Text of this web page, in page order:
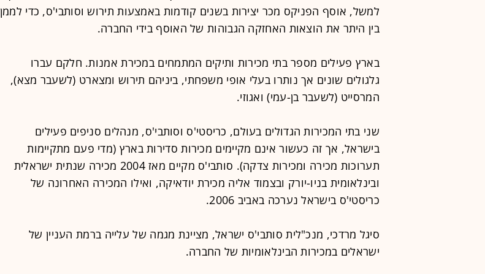
למשל, אוסף הפניקס מכר יצירות בשנים קודמות באמצעות תירוש וסותבי'ס, כדי לממן
בין היתר את הוצאות האחזקה הגבוהות של האוסף בידי החברה.
בארץ פעילים מספר בתי מכירות ותיקים המתמחים במכירת אמנות. חלקם עברו
גלגולים שונים אך נותרו בעלי אופי משפחתי, ביניהם תירוש ומצארט (לשעבר מצא),
המרסייט (לשעבר בן-עמי) ואגוזי.
שני בתי המכירות הגדולים בעולם, כריסטי'ס וסותבי'ס, מנהלים סניפים פעילים
בישראל, אך זה כעשור אינם מקיימים מכירות סדירות בארץ (מדי פעם מתקיימות
תערוכות מכירה ומכירות צדקה). סותבי'ס מקיים מאז 2004 מכירה שנתית ישראלית
ובינלאומית בניו-יורק ובצמוד אליה מכירת יודאיקה, ואילו המכירה האחרונה של
כריסטי'ס בישראל נערכה באביב 2006.
סיגל מרדכי, מנכ"לית סותבי'ס ישראל, מציינת מגמה של עלייה ברמת העניין של
ישראלים במכירות הבינלאומיות של החברה.